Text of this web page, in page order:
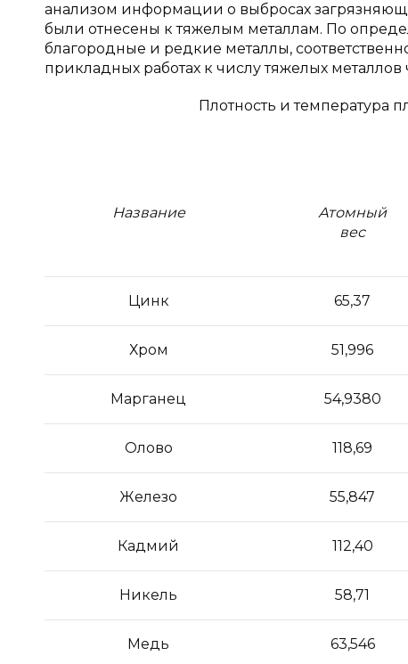
анализом информации о выбросах
были отнесены к тяжелым металлам. По
благородные и редкие металлы,
прикладных работах к числу тяжелых металлов
Плотность и температура
Название
Атомный
вес
Цинк 65,37
Хром 51,996
Марганец 54,9380
Олово 118,69
Железо 55,847
Кадмий 112,40
Никель 58,71
Медь 63,546